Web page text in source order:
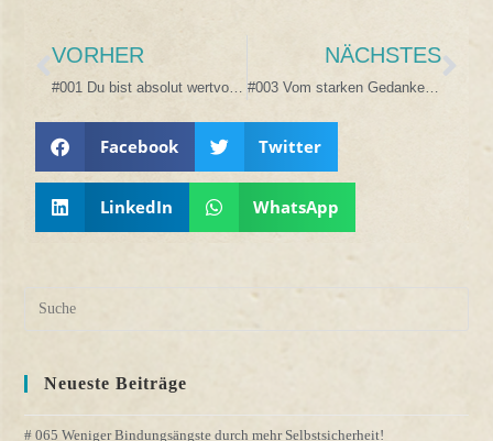
VORHER NÄCHSTES
#003 Vom starken Gedanken zum starken Selbstwert-GEFÜHL!
Facebook Twitter
LinkedIn WhatsApp
Neueste Beiträge
# 065 Weniger Bindungsängste durch mehr Selbstsicherheit!